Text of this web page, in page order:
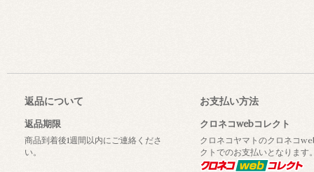
返品について
返品期限
商品到着後1週間以内にご連絡くださ
い。
お支払い方法
クロネコwebコレクト
クロネコヤマトのクロネコ
クトでのお支払いとなります